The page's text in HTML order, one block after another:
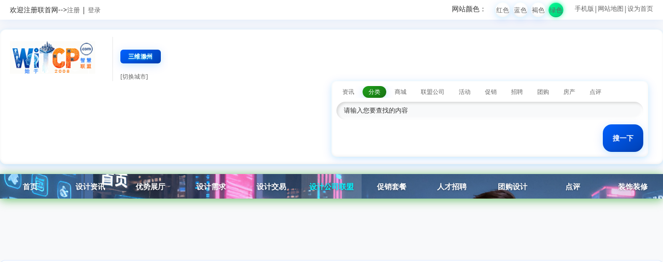
欢迎注册联首网-->注册 | 登录 手机版 | 网站地图 |设为首页
红色 蓝色 褐色 绿色
网站颜色：
三维滁州
[切换城市]
资讯
分类 商城 联盟公司 活动 促销 招聘 团购 房产 点评
首页 设计资讯 优势展厅 设计需求 设计交易 设计公司联盟 促销套餐 人才招聘 团购设计 点评 装饰装修